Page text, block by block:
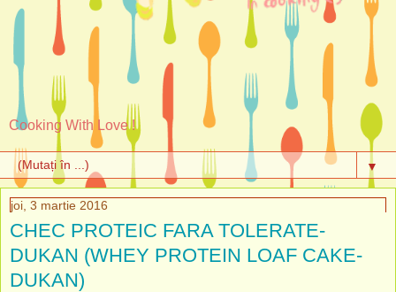
Cooking With Love !
▼
joi, 3 martie 2016
CHEC PROTEIC FARA TOLERATE-
DUKAN (WHEY PROTEIN LOAF CAKE-
DUKAN)